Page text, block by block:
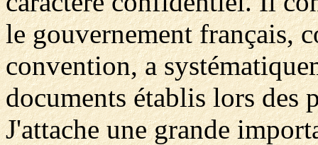
le gouvernement français,
convention, a
documents établis lors des
J'attache une grande